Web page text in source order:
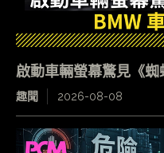
啟動車輛螢幕驚見《
趣聞 2026-08-08